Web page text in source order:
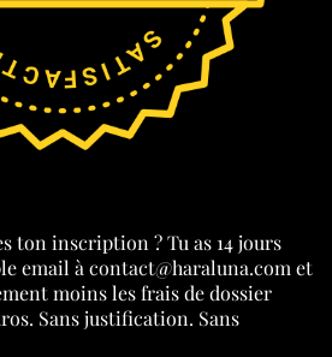
ton inscription ? Tu as 14 jours
email à contact@haraluna.com et
moins les frais de dossier
Sans justification. Sans